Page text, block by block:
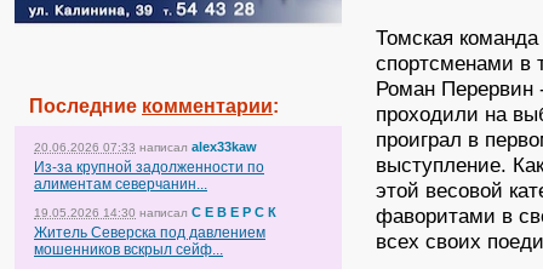
Последние комментарии:
20.06.2026 07:33 написал alex33kaw
Из-за крупной задолженности по
алиментам северчанин...
19.05.2026 14:30 написал С Е В Е Р С К
Житель Северска под давлением
мошенников вскрыл сейф...
Томская
спортсменами в
Роман Перервин
проходили на
проиграл в
выступление.
этой весовой
фаворитами в
всех своих